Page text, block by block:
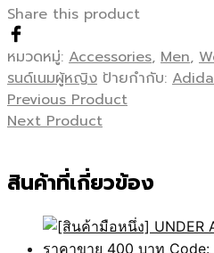
Share this product
หมวดหมู่: Accessories, Men,
รนด์เนมผู้หญิง ป้ายกำกับ:
Previous Product
Next Product
สินค้าที่เกี่ยวข้อง